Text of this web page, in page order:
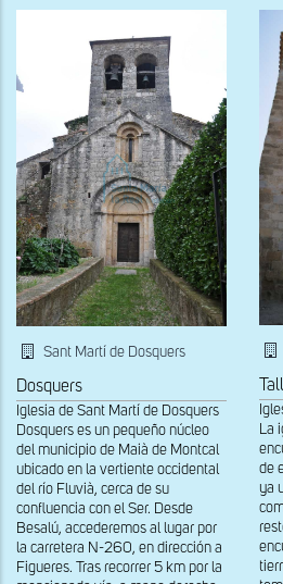
Sant Martí de Dosquers
Dosquers
Iglesia de Sant Martí de Dosquers
Dosquers es un pequeño núcleo
del municipio de Maià de Montcal
ubicado en la vertiente occidental
del río Fluvià, cerca de su
confluencia con el Ser. Desde
Besalú, accederemos al lugar por
la carretera N-260, en dirección a
Figueres. Tras recorrer 5 km por la
de
ya